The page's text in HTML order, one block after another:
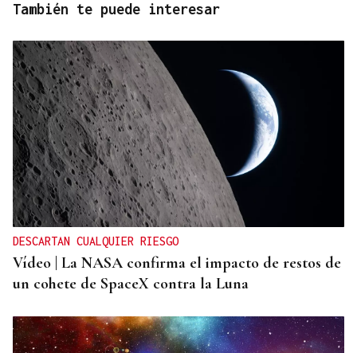
También te puede interesar
DESCARTAN CUALQUIER RIESGO
Vídeo | La NASA confirma el impacto de restos de
un cohete de SpaceX contra la Luna